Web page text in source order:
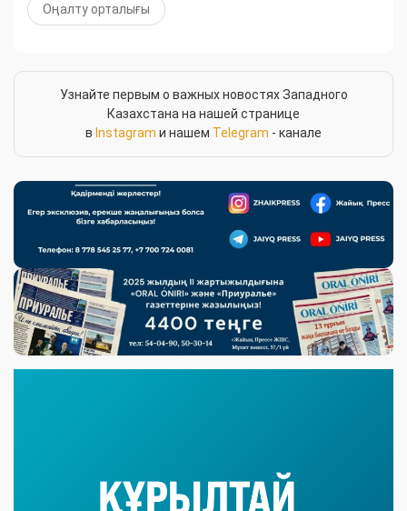
Оңалту орталығы
Узнайте первым о важных новостях Западного
Казахстана на нашей странице
в Instagram и нашем Telegram - канале